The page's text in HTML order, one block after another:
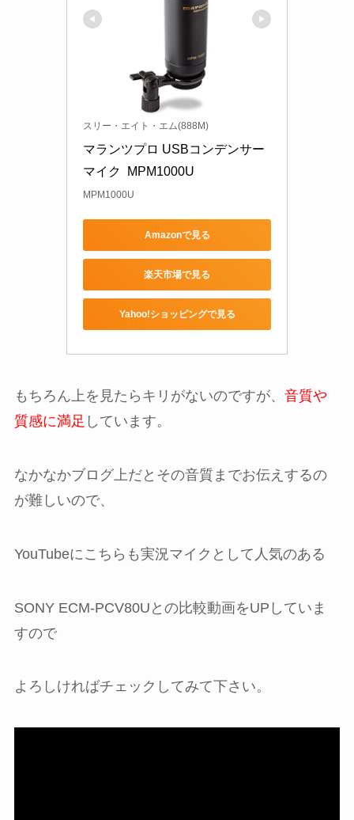
スリー・エイト・エム(888M)
マランツプロ USBコンデンサー
マイク  MPM1000U
MPM1000U
Amazonで見る
楽天市場で見る
Yahoo!ショッピングで見る
もちろん上を見たらキリがないのですが、 音質や
質感に満足 しています。
なかなかブログ上だとその音質までお伝えするの
が難しいので、
YouTubeにこちらも実況マイクとして人気のある
SONY ECM-PCV80Uとの比較動画をUPしていま
すので
よろしければチェックしてみて下さい。